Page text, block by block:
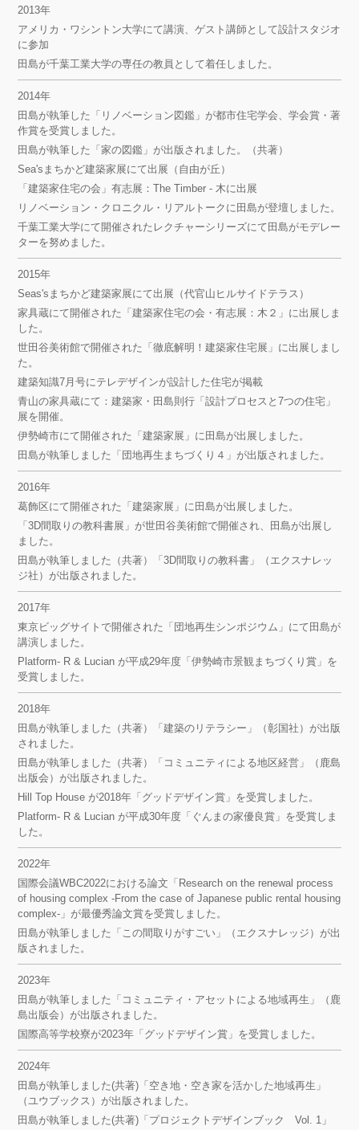
2013年
アメリカ・ワシントン大学にて講演、ゲスト講師として設計スタジオ
に参加
田島が千葉工業大学の専任の教員として着任しました。
2014年
田島が執筆した「リノベーション図鑑」が都市住宅学会、学会賞・著
作賞を受賞しました。
田島が執筆した「家の図鑑」が出版されました。（共著）
Sea'sまちかど建築家展にて出展（自由が丘）
「建築家住宅の会」有志展：The Timber - 木に出展
リノベーション・クロニクル・リアルトークに田島が登壇しました。
千葉工業大学にて開催されたレクチャーシリーズにて田島がモデレー
ターを努めました。
2015年
Seas'sまちかど建築家展にて出展（代官山ヒルサイドテラス）
家具蔵にて開催された「建築家住宅の会・有志展：木２」に出展しま
した。
世田谷美術館で開催された「徹底解明！建築家住宅展」に出展しまし
た。
建築知識7月号にテレデザインが設計した住宅が掲載
青山の家具蔵にて：建築家・田島則行「設計プロセスと7つの住宅」
展を開催。
伊勢崎市にて開催された「建築家展」に田島が出展しました。
田島が執筆しました「団地再生まちづくり４」が出版されました。
2016年
葛飾区にて開催された「建築家展」に田島が出展しました。
「3D間取りの教科書展」が世田谷美術館で開催され、田島が出展し
ました。
田島が執筆しました（共著）「3D間取りの教科書」（エクスナレッ
ジ社）が出版されました。
2017年
東京ビッグサイトで開催された「団地再生シンポジウム」にて田島が
講演しました。
Platform- R & Lucian が平成29年度「伊勢崎市景観まちづくり賞」を
受賞しました。
2018年
田島が執筆しました（共著）「建築のリテラシー」（彰国社）が出版
されました。
田島が執筆しました（共著）「コミュニティによる地区経営」（鹿島
出版会）が出版されました。
Hill Top House が2018年「グッドデザイン賞」を受賞しました。
Platform- R & Lucian が平成30年度「ぐんまの家優良賞」を受賞しま
した。
2022年
国際会議WBC2022における論文「Research on the renewal process
of housing complex -From the case of Japanese public rental housing
complex-」が最優秀論文賞を受賞しました。
田島が執筆しました「この間取りがすごい」（エクスナレッジ）が出
版されました。
2023年
田島が執筆しました「コミュニティ・アセットによる地域再生」（鹿
島出版会）が出版されました。
国際高等学校寮が2023年「グッドデザイン賞」を受賞しました。
2024年
田島が執筆しました(共著)「空き地・空き家を活かした地域再生」
（ユウブックス）が出版されました。
田島が執筆しました(共著)「プロジェクトデザインブック Vol. 1」